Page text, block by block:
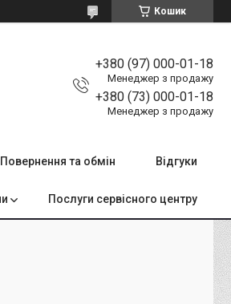
Кошик
+380 (97) 000-01-18
Менеджер з продажу
+380 (73) 000-01-18
Менеджер з продажу
Повернення та обмін Відгуки
Послуги сервісного центру